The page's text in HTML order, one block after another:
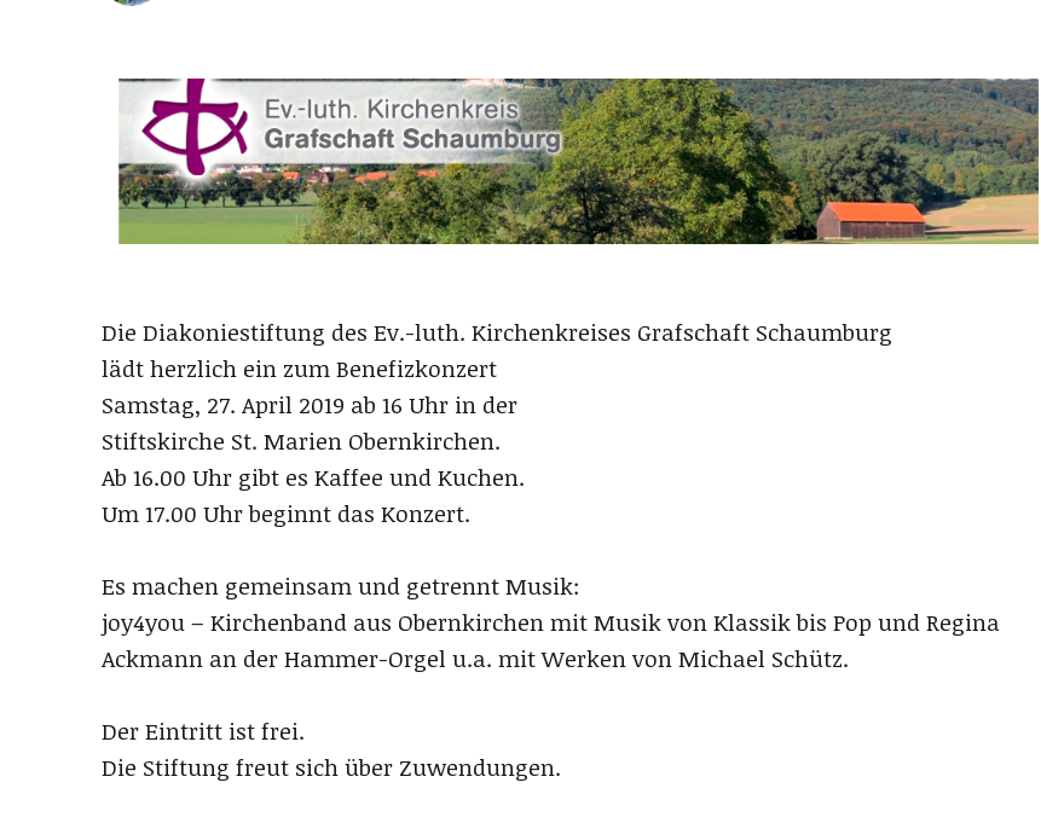
Die Diakoniestiftung des Ev.-luth. Kirchenkreises Grafschaft Schaumburg
lädt herzlich ein zum Benefizkonzert
Samstag, 27. April 2019 ab 16 Uhr in der
Stiftskirche St. Marien Obernkirchen.
Ab 16.00 Uhr gibt es Kaffee und Kuchen.
Um 17.00 Uhr beginnt das Konzert.
Es machen gemeinsam und getrennt Musik:
joy4you – Kirchenband aus Obernkirchen mit Musik von Klassik bis Pop und Regina
Ackmann an der Hammer-Orgel u.a. mit Werken von Michael Schütz.
Der Eintritt ist frei.
Die Stiftung freut sich über Zuwendungen.